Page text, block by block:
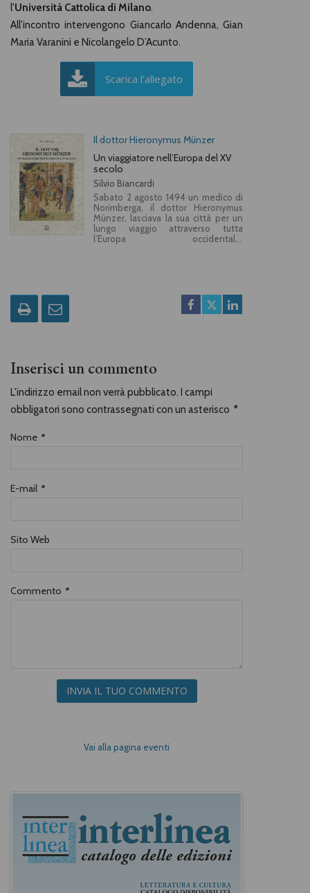
l'Università Cattolica di Milano.
All'incontro intervengono Giancarlo Andenna, Gian
Maria Varanini e Nicolangelo D’Acunto.
Scarica l'allegato
Il dottor Hieronymus Münzer
Un viaggiatore nell’Europa del XV
secolo
Silvio Biancardi
Sabato 2 agosto 1494 un medico di
Norimberga, il dottor Hieronymus
Münzer, lasciava la sua città per un
lungo viaggio attraverso tutta
l’Europa occidentale,
il dottore documenterà
attentamente attraverso una sorta
del sostegno di Massimiliano di
Asburgo, Rex romanorum, che gli
ambasciatore non ufficiale e di
informatore segreto. Attraverso il
racconto preciso e puntuale delle
Inserisci un commento
L'indirizzo email non verrà pubblicato. I campi
obbligatori sono contrassegnati con un asterisco *
Nome *
E-mail *
Sito Web
Commento *
INVIA IL TUO COMMENTO
Vai alla pagina eventi